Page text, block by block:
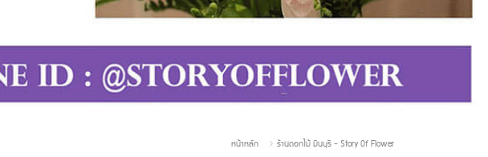
หน้าหลัก ร้านดอกไม้ มีนบุรี - Story Of Flower